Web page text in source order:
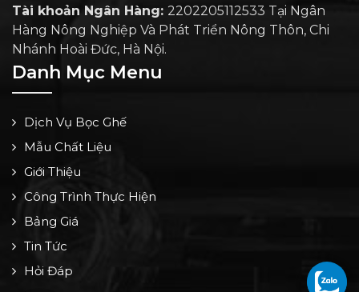
Tài khoản Ngân Hàng: 2202205112533 Tại Ngân
Hàng Nông Nghiệp Và Phát Triển Nông Thôn, Chi
Nhánh Hoài Đức, Hà Nội.
Danh Mục Menu
Dịch Vụ Bọc Ghế
Mẫu Chất Liệu
Giới Thiệu
Công Trình Thực Hiện
Bảng Giá
Tin Tức
Hỏi Đáp